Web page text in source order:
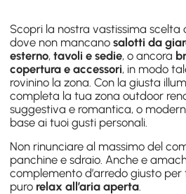
Scopri la nostra vastissima scelta
dove non mancanosalotti da
esterno,tavoli e sedie, o ancora
copertura e accessori, in modo
rovinino la zona. Con la giusta
completa la tua zona outdoor
suggestiva e romantica, o
base ai tuoi gusti personali.
Non rinunciare al massimo del
panchine e sdraio . Anche e
complemento d’arredo giusto per
puro relax all’aria aperta